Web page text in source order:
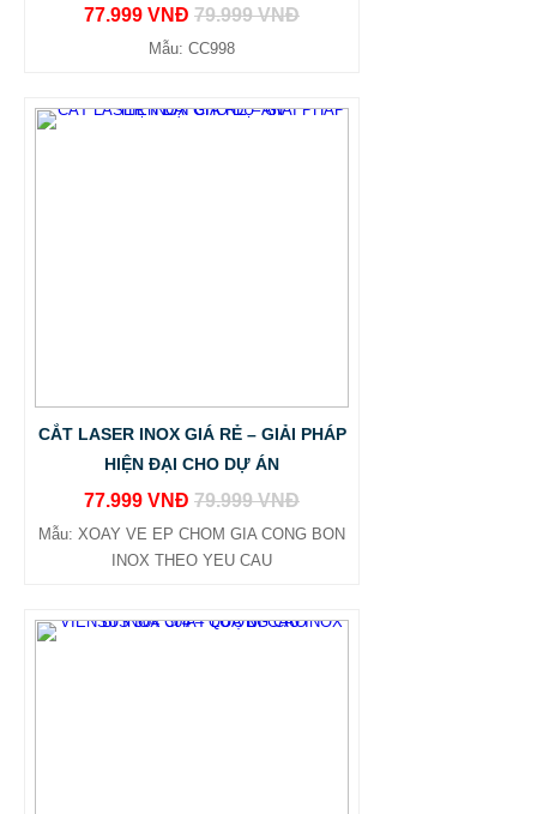
77.999 VNĐ 79.999 VNĐ
Mẫu: CC998
CẮT LASER INOX GIÁ RẺ – GIẢI PHÁP
HIỆN ĐẠI CHO DỰ ÁN
77.999 VNĐ 79.999 VNĐ
Mẫu: XOAY VE EP CHOM GIA CONG BON
INOX THEO YEU CAU